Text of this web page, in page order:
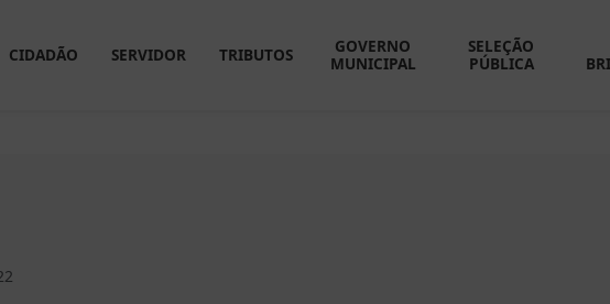
CIDADÃO SERVIDOR TRIBUTOS
GOVERNO
MUNICIPAL
SELEÇÃO
PÚBLICA